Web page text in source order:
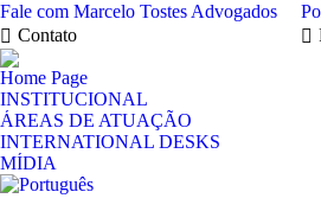
Fale com Marcelo Tostes Advogados
Contato
Home Page
INSTITUCIONAL
ÁREAS DE ATUAÇÃO
INTERNATIONAL DESKS
MÍDIA